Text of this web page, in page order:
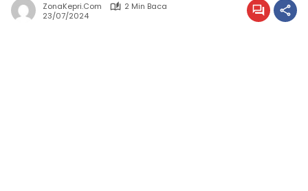
ZonaKepri.com
2 Min Baca
23/07/2024